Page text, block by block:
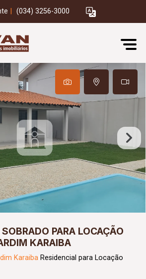
(034) 3256-3000
PARA LOCAÇÃO
KARAIBA
Karaiba Residencial para Locação